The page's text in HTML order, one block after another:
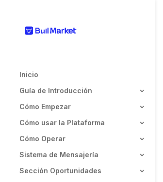
Inicio
Guía de Introducción
Cómo Empezar
Cómo usar la Plataforma
Cómo Operar
Sistema de Mensajería
Sección Oportunidades